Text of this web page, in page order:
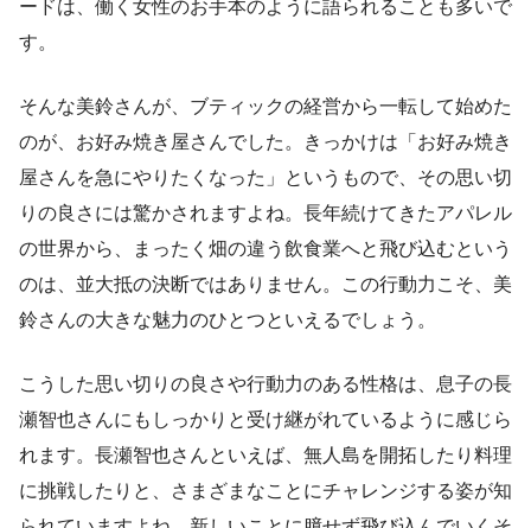
ードは、働く女性のお手本のように語られることも多いで
す。
そんな美鈴さんが、ブティックの経営から一転して始めた
のが、お好み焼き屋さんでした。きっかけは「お好み焼き
屋さんを急にやりたくなった」というもので、その思い切
りの良さには驚かされますよね。長年続けてきたアパレル
の世界から、まったく畑の違う飲食業へと飛び込むという
のは、並大抵の決断ではありません。この行動力こそ、美
鈴さんの大きな魅力のひとつといえるでしょう。
こうした思い切りの良さや行動力のある性格は、息子の長
瀬智也さんにもしっかりと受け継がれているように感じら
れます。長瀬智也さんといえば、無人島を開拓したり料理
に挑戦したりと、さまざまなことにチャレンジする姿が知